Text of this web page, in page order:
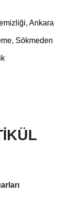
Ankara
Sökmeden